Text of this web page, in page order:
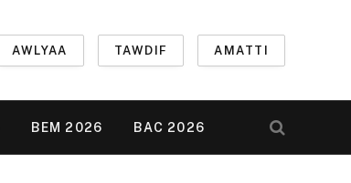
AWLYAA TAWDIF AMATTI
BEM 2026 BAC 2026